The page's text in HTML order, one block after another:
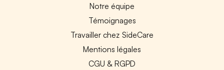
Notre équipe
Témoignages
Travailler chez SideCare
Mentions légales
CGU & RGPD